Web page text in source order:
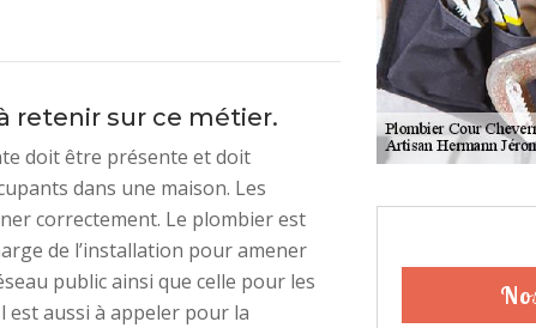
retenir sur ce métier.
doit être présente et doit
dans une maison. Les
correctement. Le plombier est
de l’installation pour amener
public ainsi que celle pour les
est aussi à appeler pour la